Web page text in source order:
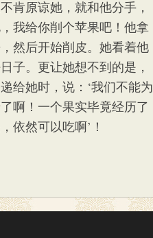
肯原谅她，就和他分手，
我给你削个苹果吧！他拿
然后开始削皮。她看着他
子。更让她想不到的是，
给她时，说：‘我们不能为
啊！一个果实毕竟经历了
依然可以吃啊’！